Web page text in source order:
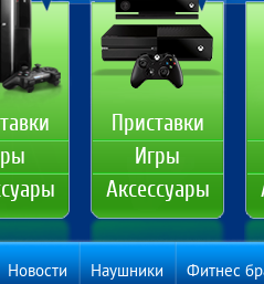
Приставки
Игры
Аксессуары
Новости Наушники Фитнес